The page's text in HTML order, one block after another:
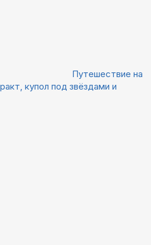
Путешествие на
купол под звёздами и